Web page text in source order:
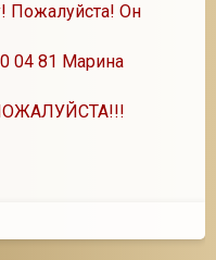
Пожалуйста! Он
04 81 Марина